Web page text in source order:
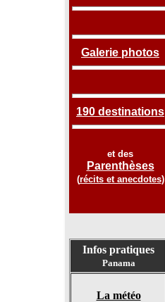
Galerie photos
190 destinations
et des
Parenthèses
(récits et anecdotes)
Infos pratiques
Panama
La météo